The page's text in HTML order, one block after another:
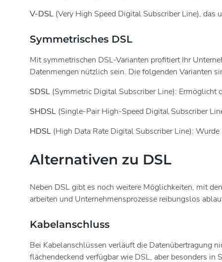
V-DSL (Very High Speed Digital Subscriber Line),
Symmetrisches DSL
Mit symmetrischen DSL-Varianten profitiert Ihr
Datenmengen nützlich sein. Die folgenden Varianten
SDSL (Symmetric Digital Subscriber Line):
SHDSL (Single-Pair High-Speed Digital Subscriber
HDSL (High Data Rate Digital Subscriber Line):
Alternativen zu DSL
Neben DSL gibt es noch weitere Möglichkeiten, mit
arbeiten und Unternehmensprozesse reibungslos
Kabelanschluss
Bei Kabelanschlüssen verläuft die Datenübertragung
flächendeckend verfügbar wie DSL, aber besonders